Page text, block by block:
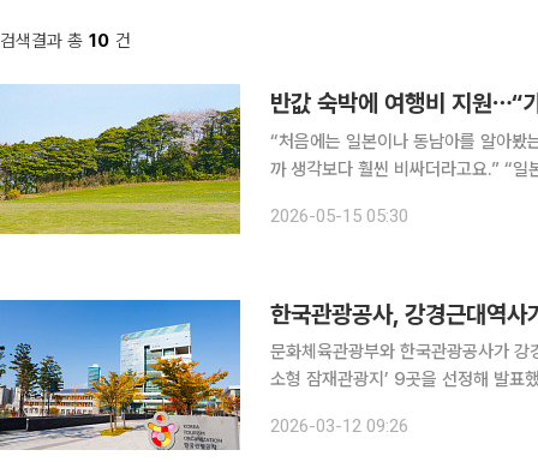
검색결과 총 10 건
“처음에는 일본이나 동남아를 알아봤
까 생각보다 훨씬 비싸더라고요.” “일본, 대만도 항공권 가격이 너무 부담스러워요. 이달 유류할증
이후 첫 해외여행을 계획했다가 목적
2026-05-15 05:30
한국관광공사, 강경근대역사
문화체육관광부와 한국관광공사가
소형 잠재관광지’ 9곳을 선정해 발표했다. 12일 관광공사에 따르면 이 사업은 인지도는
됐다. 올해 신규로 선정된 관광지
2026-03-12 09:26